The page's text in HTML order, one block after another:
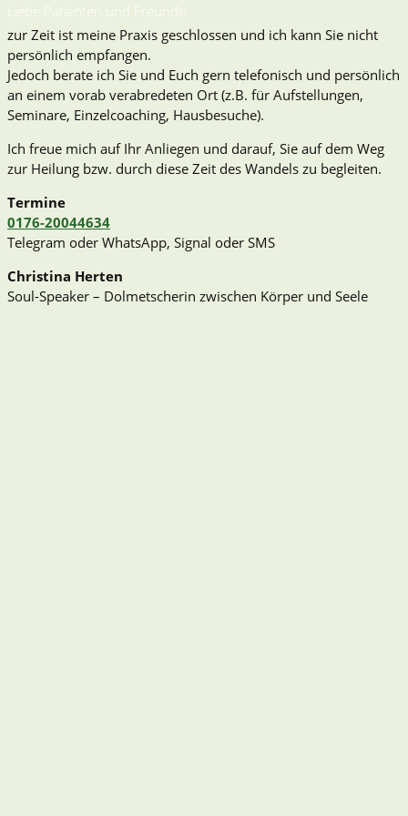
Liebe Patienten und Freunde
zur Zeit ist meine Praxis geschlossen und ich kann Sie nicht
persönlich empfangen.
Jedoch berate ich Sie und Euch gern telefonisch und persönlich
an einem vorab verabredeten Ort (z.B. für Aufstellungen,
Seminare, Einzelcoaching, Hausbesuche).
Ich freue mich auf Ihr Anliegen und darauf, Sie auf dem Weg
zur Heilung bzw. durch diese Zeit des Wandels zu begleiten.
Termine
0176-20044634
Telegram oder WhatsApp, Signal oder SMS
Christina Herten
Soul-Speaker – Dolmetscherin zwischen Körper und Seele